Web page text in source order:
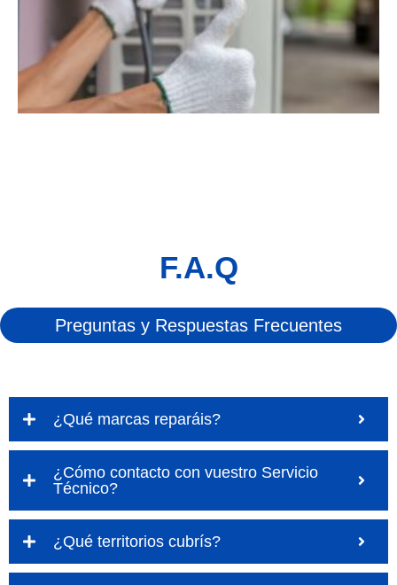
F.A.Q
Preguntas y Respuestas Frecuentes
¿Qué marcas reparáis?
¿Cómo contacto con vuestro Servicio
Técnico?
¿Qué territorios cubrís?